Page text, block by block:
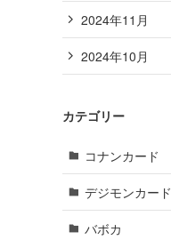
2024年11月
2024年10月
カテゴリー
コナンカード
デジモンカード
バボカ